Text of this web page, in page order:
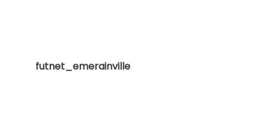
futnet_emerainville